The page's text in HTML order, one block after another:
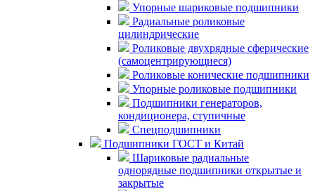
Упорные шариковые подшипники
Радиальные роликовые
цилиндрические
Роликовые двухрядные сферические
(самоцентрирующиеся)
Роликовые конические подшипники
Упорные роликовые подшипники
Подшипники генераторов,
кондиционера, ступичные
Спецподшипники
Подшипники ГОСТ и Китай
Шариковые радиальные
однорядные подшипники открытые и
закрытые